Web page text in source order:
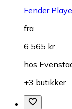
Fender
fra
6 565 kr
hos
+3 butikker